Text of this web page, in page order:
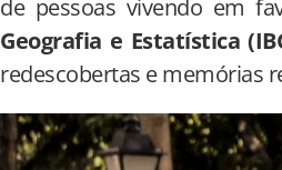
de pessoas vivendo em
Geografia e Estatística
redescobertas e memórias